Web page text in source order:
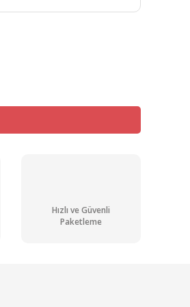
Hızlı ve Güvenli
Paketleme